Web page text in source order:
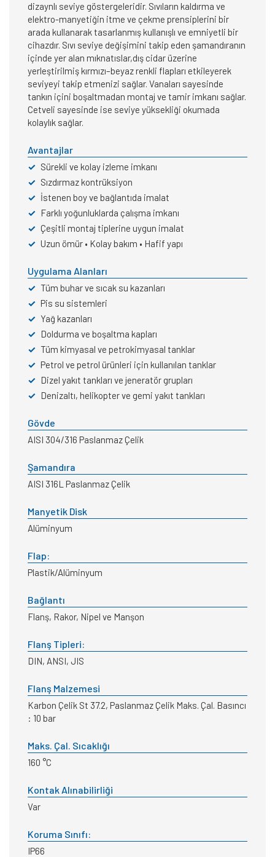
dizaynlı seviye göstergeleridir. Sıvıların kaldırma ve
elektro-manyetiğin itme ve çekme prensiplerini bir
arada kullanarak tasarlanmış kullanışlı ve emniyetli bir
cihazdır. Sıvı seviye değişimini takip eden şamandıranın
içinde yer alan mıknatıslar,dış cidar üzerine
yerleştirilmiş kırmızı–beyaz renkli flapları etkileyerek
seviyeyi takip etmenizi sağlar. Vanaları sayesinde
tankın içini boşaltmadan montaj ve tamir imkanı sağlar.
Cetveli sayesinde ise seviye yüksekliği okumada
kolaylık sağlar.
Avantajlar
✓ Sürekli ve kolay izleme imkanı
✓ Sızdırmaz kontrüksiyon
✓ İstenen boy ve bağlantıda imalat
✓ Farklı yoğunluklarda çalışma imkanı
✓ Çeşitli montaj tiplerine uygun imalat
✓ Uzun ömür • Kolay bakım • Hafif yapı
Uygulama Alanları
✓ Tüm buhar ve sıcak su kazanları
✓ Pis su sistemleri
✓ Yağ kazanları
✓ Doldurma ve boşaltma kapları
✓ Tüm kimyasal ve petrokimyasal tanklar
✓ Petrol ve petrol ürünleri için kullanılan tanklar
✓ Dizel yakıt tankları ve jeneratör grupları
✓ Denizaltı, helikopter ve gemi yakıt tankları
Gövde
AISI 304/316 Paslanmaz Çelik
Şamandıra
AISI 316L Paslanmaz Çelik
Manyetik Disk
Alüminyum
Flap:
Plastik/Alüminyum
Bağlantı
Flanş, Rakor, Nipel ve Manşon
Flanş Tipleri:
DIN, ANSI, JIS
Flanş Malzemesi
Karbon Çelik St 37.2, Paslanmaz Çelik Maks. Çal. Basıncı
: 10 bar
Maks. Çal. Sıcaklığı
160 °C
Kontak Alınabilirliği
Var
Koruma Sınıfı:
IP66